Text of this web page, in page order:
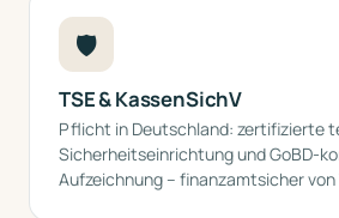
🛡️
TSE & KassenSichV
Pflicht in Deutschland: zertifizierte
Sicherheitseinrichtung und GoBD-
Aufzeichnung – finanzamtsicher von